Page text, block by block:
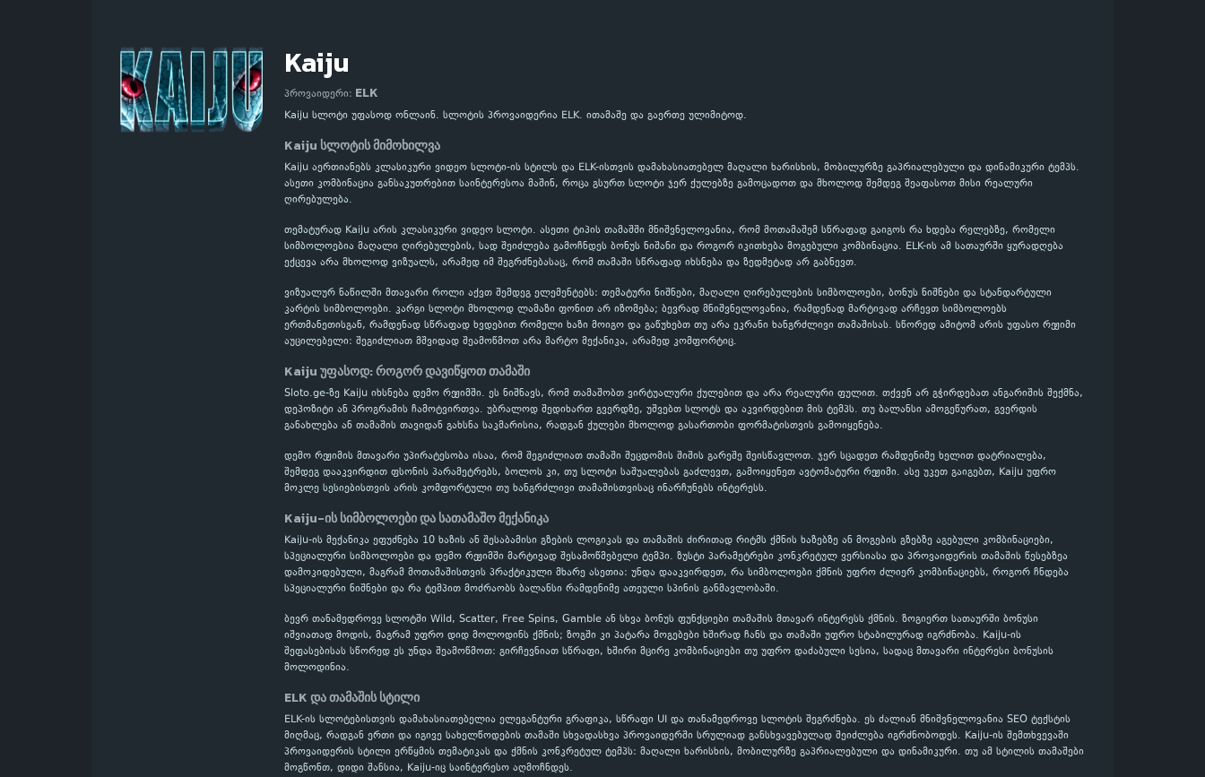
Kaiju
პროვაიდერი: ELK
Kaiju სლოტი უფასოდ ონლაინ. სლოტის პროვაიდერია ELK. ითამაშე და გაერთე ულიმიტოდ.
Kaiju სლოტის მიმოხილვა
Kaiju აერთიანებს კლასიკური ვიდეო სლოტი-ის სტილს და ELK-ისთვის დამახასიათებელ მაღალი ხარისხის, მობილურზე გაპრიალებული და დინამიკური ტემპს.
ასეთი კომბინაცია განსაკუთრებით საინტერესოა მაშინ, როცა გსურთ სლოტი ჯერ ქულებზე გამოცადოთ და მხოლოდ შემდეგ შეაფასოთ მისი რეალური
ღირებულება.
თემატურად Kaiju არის კლასიკური ვიდეო სლოტი. ასეთი ტიპის თამაშში მნიშვნელოვანია, რომ მოთამაშემ სწრაფად გაიგოს რა ხდება რელებზე, რომელი
სიმბოლოებია მაღალი ღირებულების, სად შეიძლება გამოჩნდეს ბონუს ნიშანი და როგორ იკითხება მოგებული კომბინაცია. ELK-ის ამ სათაურში ყურადღება
ექცევა არა მხოლოდ ვიზუალს, არამედ იმ შეგრძნებასაც, რომ თამაში სწრაფად იხსნება და ზედმეტად არ გაბნევთ.
ვიზუალურ ნაწილში მთავარი როლი აქვთ შემდეგ ელემენტებს: თემატური ნიშნები, მაღალი ღირებულების სიმბოლოები, ბონუს ნიშნები და სტანდარტული
კარტის სიმბოლოები. კარგი სლოტი მხოლოდ ლამაზი ფონით არ იზომება; ბევრად მნიშვნელოვანია, რამდენად მარტივად არჩევთ სიმბოლოებს
ერთმანეთისგან, რამდენად სწრაფად ხვდებით რომელი ხაზი მოიგო და გაწუხებთ თუ არა ეკრანი ხანგრძლივი თამაშისას. სწორედ ამიტომ არის უფასო რეჟიმი
აუცილებელი: შეგიძლიათ მშვიდად შეამოწმოთ არა მარტო მექანიკა, არამედ კომფორტიც.
Kaiju უფასოდ: როგორ დავიწყოთ თამაში
Sloto.ge-ზე Kaiju იხსნება დემო რეჟიმში. ეს ნიშნავს, რომ თამაშობთ ვირტუალური ქულებით და არა რეალური ფულით. თქვენ არ გჭირდებათ ანგარიშის შექმნა,
დეპოზიტი ან პროგრამის ჩამოტვირთვა. უბრალოდ შედიხართ გვერდზე, უშვებთ სლოტს და აკვირდებით მის ტემპს. თუ ბალანსი ამოგეწურათ, გვერდის
განახლება ან თამაშის თავიდან გახსნა საკმარისია, რადგან ქულები მხოლოდ გასართობი ფორმატისთვის გამოიყენება.
დემო რეჟიმის მთავარი უპირატესობა ისაა, რომ შეგიძლიათ თამაში შეცდომის შიშის გარეშე შეისწავლოთ. ჯერ სცადეთ რამდენიმე ხელით დატრიალება,
შემდეგ დააკვირდით ფსონის პარამეტრებს, ბოლოს კი, თუ სლოტი საშუალებას გაძლევთ, გამოიყენეთ ავტომატური რეჟიმი. ასე უკეთ გაიგებთ, Kaiju უფრო
მოკლე სესიებისთვის არის კომფორტული თუ ხანგრძლივი თამაშისთვისაც ინარჩუნებს ინტერესს.
Kaiju-ის სიმბოლოები და სათამაშო მექანიკა
Kaiju-ის მექანიკა ეფუძნება 10 ხაზის ან შესაბამისი გზების ლოგიკას და თამაშის ძირითად რიტმს ქმნის ხაზებზე ან მოგების გზებზე აგებული კომბინაციები,
სპეციალური სიმბოლოები და დემო რეჟიმში მარტივად შესამოწმებელი ტემპი. ზუსტი პარამეტრები კონკრეტულ ვერსიასა და პროვაიდერის თამაშის წესებზეა
დამოკიდებული, მაგრამ მოთამაშისთვის პრაქტიკული მხარე ასეთია: უნდა დააკვირდეთ, რა სიმბოლოები ქმნის უფრო ძლიერ კომბინაციებს, როგორ ჩნდება
სპეციალური ნიშნები და რა ტემპით მოძრაობს ბალანსი რამდენიმე ათეული სპინის განმავლობაში.
ბევრ თანამედროვე სლოტში Wild, Scatter, Free Spins, Gamble ან სხვა ბონუს ფუნქციები თამაშის მთავარ ინტერესს ქმნის. ზოგიერთ სათაურში ბონუსი
იშვიათად მოდის, მაგრამ უფრო დიდ მოლოდინს ქმნის; ზოგში კი პატარა მოგებები ხშირად ჩანს და თამაში უფრო სტაბილურად იგრძნობა. Kaiju-ის
შეფასებისას სწორედ ეს უნდა შეამოწმოთ: გირჩევნიათ სწრაფი, ხშირი მცირე კომბინაციები თუ უფრო დაძაბული სესია, სადაც მთავარი ინტერესი ბონუსის
მოლოდინია.
ELK და თამაშის სტილი
ELK-ის სლოტებისთვის დამახასიათებელია ელეგანტური გრაფიკა, სწრაფი UI და თანამედროვე სლოტის შეგრძნება. ეს ძალიან მნიშვნელოვანია SEO ტექსტის
მიღმაც, რადგან ერთი და იგივე სახელწოდების თამაში სხვადასხვა პროვაიდერში სრულიად განსხვავებულად შეიძლება იგრძნობოდეს. Kaiju-ის შემთხვევაში
პროვაიდერის სტილი ერწყმის თემატიკას და ქმნის კონკრეტულ ტემპს: მაღალი ხარისხის, მობილურზე გაპრიალებული და დინამიკური. თუ ამ სტილის თამაშები
მოგწონთ, დიდი შანსია, Kaiju-იც საინტერესო აღმოჩნდეს.